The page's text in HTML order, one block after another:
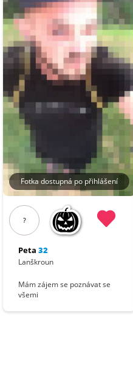
Fotka dostupná po přihlášení
?
Peta 32
Lanškroun
Mám zájem se poznávat se
všemi